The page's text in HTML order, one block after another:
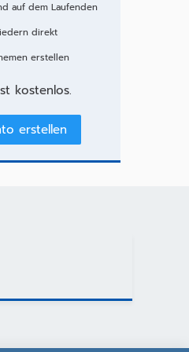
auf dem Laufenden
direkt
erstellen
kostenlos.
erstellen